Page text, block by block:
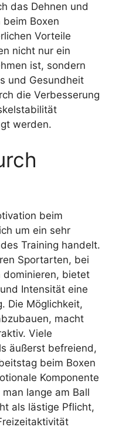
das Dehnen und
Boxen
Vorteile
nicht nur ein
ist, sondern
und Gesundheit
die Verbesserung
werden.
beim
um ein sehr
Training handelt.
Sportarten, bei
dominieren, bietet
Intensität eine
Die Möglichkeit,
macht
Viele
äußerst befreiend,
beim Boxen
Komponente
lange am Ball
als lästige Pflicht,